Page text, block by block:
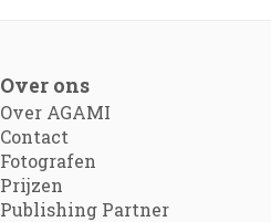
Over ons
Over AGAMI
Contact
Fotografen
Prijzen
Publishing Partner